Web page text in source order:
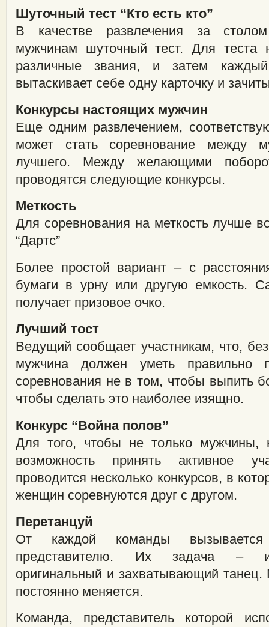
Шуточный тест “Кто есть кто”
В качестве развлечения за
мужчинам шуточный тест. Для теста
различные звания, и затем
вытаскивает себе одну карточку и
Конкурсы настоящих мужчин
Еще одним развлечением,
может стать соревнование между
лучшего. Между желающими
проводятся следующие конкурсы.
Меткость
Для соревнования на меткость лучше
“Дартс”
Более простой вариант – с
бумаги в урну или другую емкость.
получает призовое очко.
Лучший тост
Ведущий сообщает участникам, что,
мужчина должен уметь правильно
соревнования не в том, чтобы выпить
чтобы сделать это наиболее изящно.
Конкурс “Война полов”
Для того, чтобы не только
возможность принять активное
проводится несколько конкурсов, в
женщин соревнуются друг с другом.
Перетанцуй
От каждой команды
представителю. Их задача –
оригинальный и захватывающий
постоянно меняется.
Команда, представитель которой